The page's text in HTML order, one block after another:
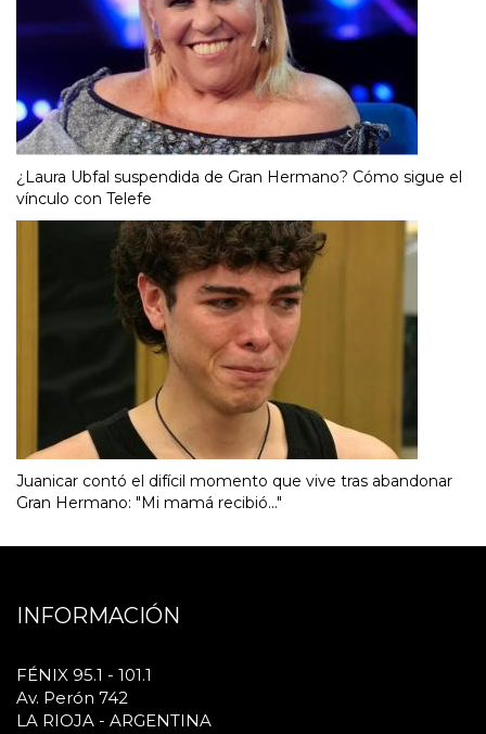
¿Laura Ubfal suspendida de Gran Hermano? Cómo sigue el
vínculo con Telefe
Juanicar contó el difícil momento que vive tras abandonar
Gran Hermano: "Mi mamá recibió..."
INFORMACIÓN
FÉNIX 95.1 - 101.1
Av. Perón 742
LA RIOJA - ARGENTINA